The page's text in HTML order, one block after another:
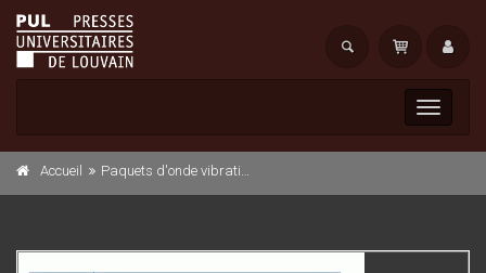
Toggle
Accueil Paquets d'onde vibrationnels créés par ionisation de H2 en champ laser intense